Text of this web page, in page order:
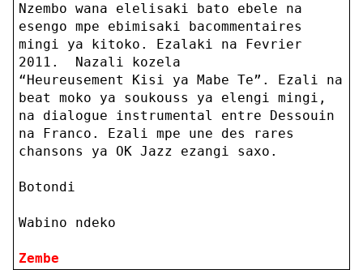
Nzembo wana elelisaki bato ebele na
esengo mpe ebimisaki bacommentaires
mingi ya kitoko. Ezalaki na Fevrier
2011. Nazali kozela
“Heureusement Kisi ya Mabe Te”. Ezali na
beat moko ya soukouss ya elengi mingi,
na dialogue instrumental entre Dessouin
na Franco. Ezali mpe une des rares
chansons ya OK Jazz ezangi saxo.
Botondi
Wabino ndeko
Zembe